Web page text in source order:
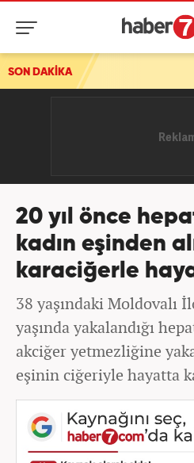
SON DAKİKA
20 yıl önce
kadın eşinden
karaciğerle
38 yaşındaki Moldovalı
yaşında yakalandığı
akciğer yetmezliğine
eşinin ciğeriyle hayatta